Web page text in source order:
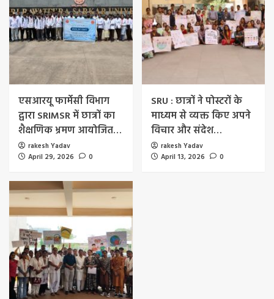
एसआरयू फार्मेसी विभाग
द्वारा SRIMSR में छात्रों का
शैक्षणिक भ्रमण आयोजित…
rakesh Yadav
April 29, 2026
0
SRU : छात्रों ने पोस्टरों के
माध्यम से व्यक्त किए अपने
विचार और संदेश…
rakesh Yadav
April 13, 2026
0